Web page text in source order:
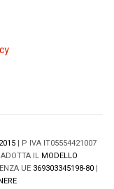
| P IVA IT05554421007
IL MODELLO
UE 369303345198-80 |